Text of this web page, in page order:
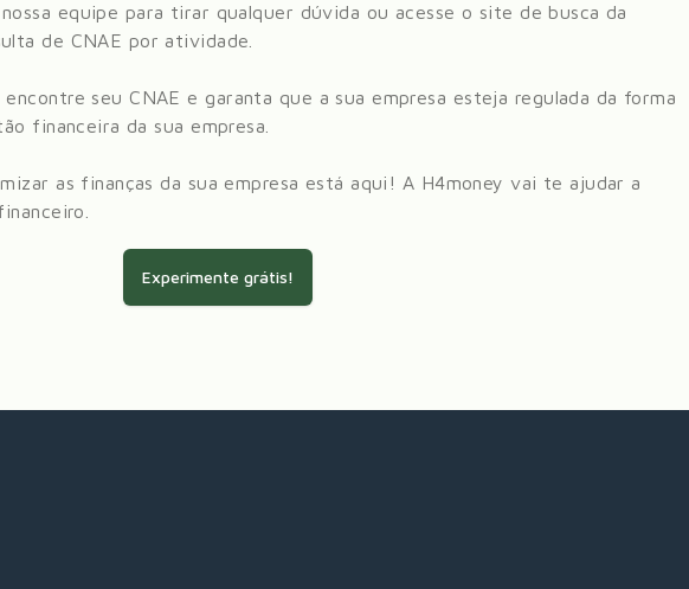
equipe para tirar qualquer dúvida ou acesse o site de busca da
de CNAE por atividade.
seu CNAE e garanta que a sua empresa esteja regulada da forma
financeira da sua empresa.
as finanças da sua empresa está aqui! A H4money vai te ajudar a
Experimente grátis!